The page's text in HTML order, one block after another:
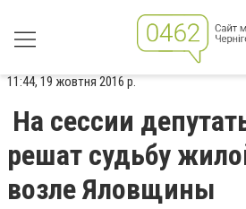
11:44, 19 жовтня 2016 р.
На сессии
решат судьбу
возле Яловщины